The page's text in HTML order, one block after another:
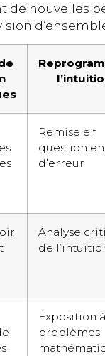
de nouvelles
Remise en
question en
d’erreur
Analyse
de
Exposition
problèmes